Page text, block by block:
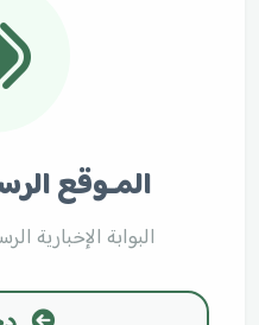
المـوقع
البوابة الإخبارية